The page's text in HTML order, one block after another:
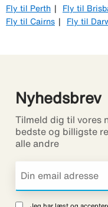
Fly til Perth
Fly til
Fly til Cairns
Fly til
Nyhedsbrev
Tilmeld dig til vores
bedste og billigste
alle andre
Jeg har læst og